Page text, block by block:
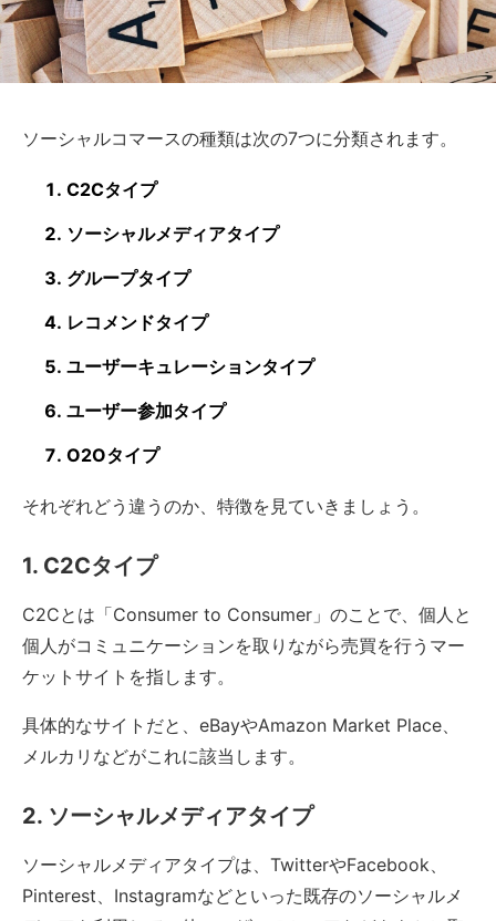
ソーシャルコマースの種類は次の7つに分類されます。
C2Cタイプ
ソーシャルメディアタイプ
グループタイプ
レコメンドタイプ
ユーザーキュレーションタイプ
ユーザー参加タイプ
O2Oタイプ
それぞれどう違うのか、特徴を見ていきましょう。
1. C2Cタイプ
C2Cとは「Consumer to Consumer」のことで、個人と
個人がコミュニケーションを取りながら売買を行うマー
ケットサイトを指します。
具体的なサイトだと、eBayやAmazon Market Place、
メルカリなどがこれに該当します。
2. ソーシャルメディアタイプ
ソーシャルメディアタイプは、TwitterやFacebook、
Pinterest、Instagramなどといった既存のソーシャルメ